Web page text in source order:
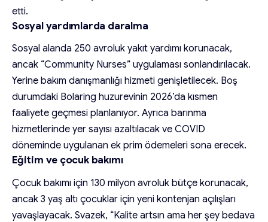
etti.
Sosyal yardımlarda daralma
Sosyal alanda 250 avroluk yakıt yardımı korunacak,
ancak “Community Nurses” uygulaması sonlandırılacak.
Yerine bakım danışmanlığı hizmeti genişletilecek. Boş
durumdaki Bolaring huzurevinin 2026’da kısmen
faaliyete geçmesi planlanıyor. Ayrıca barınma
hizmetlerinde yer sayısı azaltılacak ve COVID
döneminde uygulanan ek prim ödemeleri sona erecek.
Eğitim ve çocuk bakımı
Çocuk bakımı için 130 milyon avroluk bütçe korunacak,
ancak 3 yaş altı çocuklar için yeni kontenjan açılışları
yavaşlayacak. Svazek, “Kalite artsın ama her şey bedava